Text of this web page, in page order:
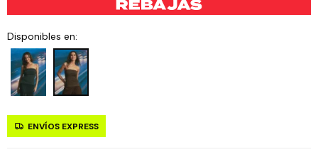
Disponibles en:
ENVÍOS EXPRESS